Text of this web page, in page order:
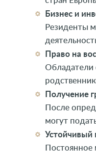
Бизнес и
Резиденты
Право на
Обладатели
Получение
После
могут
Устойчивый
Постоянное